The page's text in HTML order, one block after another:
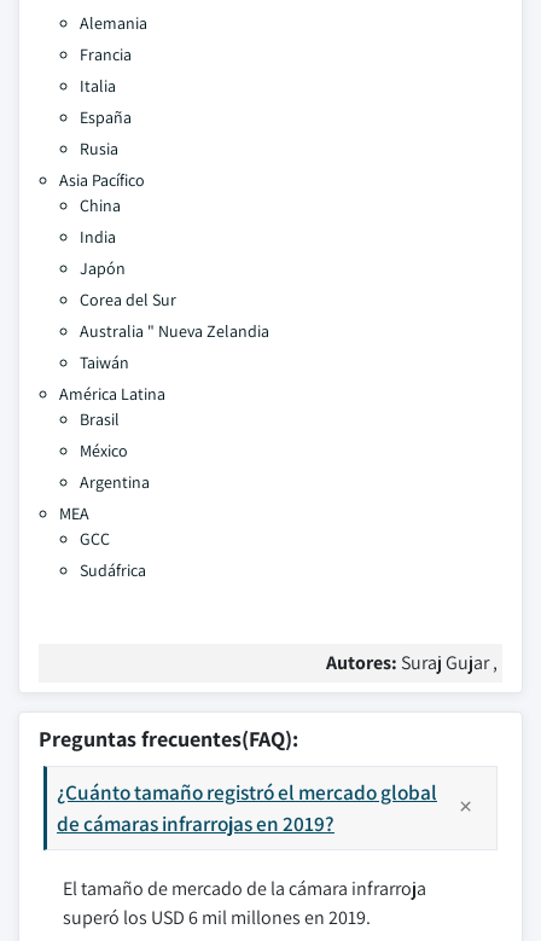
Alemania
Francia
Italia
España
Rusia
Asia Pacífico
China
India
Japón
Corea del Sur
Australia " Nueva Zelandia
Taiwán
América Latina
Brasil
México
Argentina
MEA
GCC
Sudáfrica
Autores: Suraj Gujar ,
Preguntas frecuentes(FAQ):
¿Cuánto tamaño registró el mercado global
de cámaras infrarrojas en 2019?
El tamaño de mercado de la cámara infrarroja
superó los USD 6 mil millones en 2019.